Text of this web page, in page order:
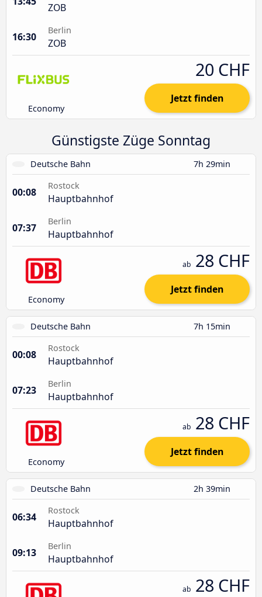
ZOB
16:30
Berlin
ZOB
Economy
20 CHF
Jetzt finden
Günstigste Züge Sonntag
Deutsche Bahn 7h 29min
00:08
Rostock
Hauptbahnhof
07:37
Berlin
Hauptbahnhof
Economy
ab 28 CHF
Jetzt finden
Deutsche Bahn 7h 15min
00:08
Rostock
Hauptbahnhof
07:23
Berlin
Hauptbahnhof
Economy
ab 28 CHF
Jetzt finden
Deutsche Bahn 2h 39min
06:34
Rostock
Hauptbahnhof
09:13
Berlin
Hauptbahnhof
ab 28 CHF